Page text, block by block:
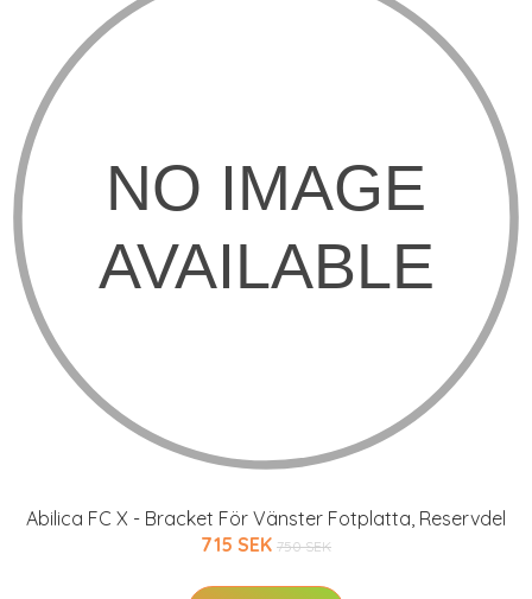
Abilica FC X - Bracket För Vänster Fotplatta, Reservdel
715 SEK 750 SEK